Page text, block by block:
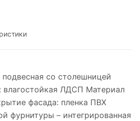
со столешницей
влагостойкая ЛДСП Материал
фасада: пленка ПВХ
фурнитуры – интегрированная